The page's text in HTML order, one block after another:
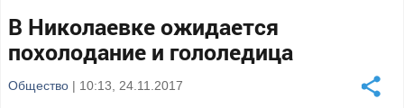
В Николаевке ожидается
похолодание и гололедица
Общество | 10:13, 24.11.2017